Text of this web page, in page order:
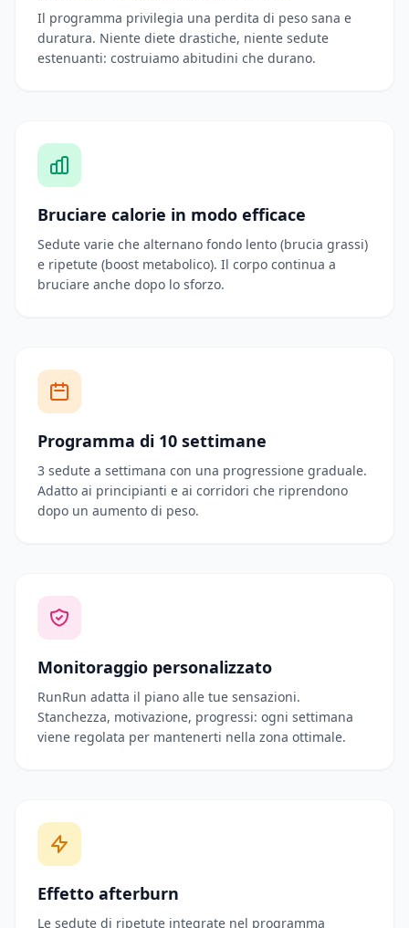
Il programma privilegia una perdita di peso sana e
duratura. Niente diete drastiche, niente sedute
estenuanti: costruiamo abitudini che durano.
Bruciare calorie in modo efficace
Sedute varie che alternano fondo lento (brucia grassi)
e ripetute (boost metabolico). Il corpo continua a
bruciare anche dopo lo sforzo.
Programma di 10 settimane
3 sedute a settimana con una progressione graduale.
Adatto ai principianti e ai corridori che riprendono
dopo un aumento di peso.
Monitoraggio personalizzato
RunRun adatta il piano alle tue sensazioni.
Stanchezza, motivazione, progressi: ogni settimana
viene regolata per mantenerti nella zona ottimale.
Effetto afterburn
Le sedute di ripetute integrate nel programma